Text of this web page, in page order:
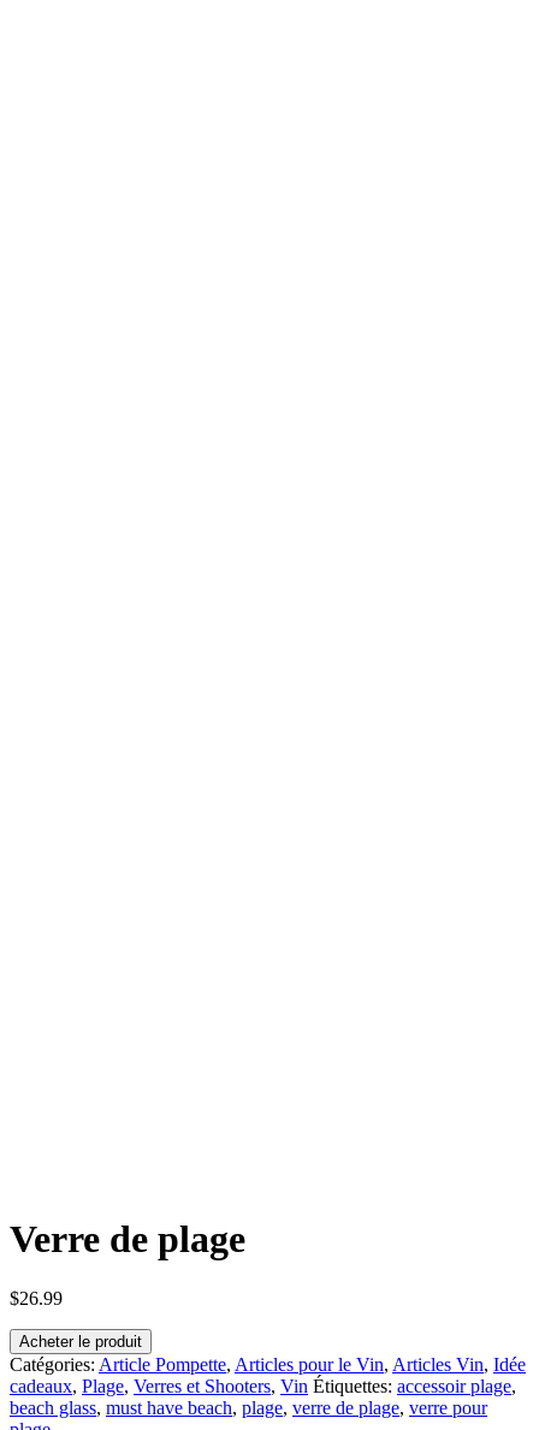
Verre de plage
$26.99
Acheter le produit
Catégories: Article Pompette, Articles pour le Vin, Articles Vin, Idée
cadeaux, Plage, Verres et Shooters, Vin Étiquettes: accessoir plage,
beach glass, must have beach, plage, verre de plage, verre pour